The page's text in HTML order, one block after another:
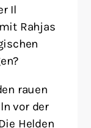
Il
Rahjas
rauen
vor der
Helden